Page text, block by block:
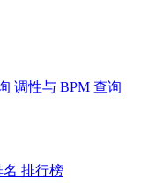
调性与 BPM 查询
排行榜